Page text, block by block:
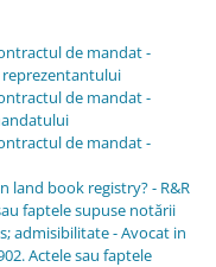
de mandat -
reprezentantului
de mandat -
de mandat -
land book registry? - R&R
faptele supuse notării
admisibilitate - Avocat in
Actele sau faptele